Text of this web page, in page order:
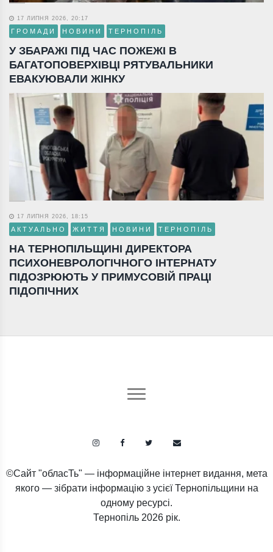
17 ЛИПНЯ 2026, 20:17
ГРОМАДИ НОВИНИ ТЕРНОПІЛЬ
У ЗБАРАЖІ ПІД ЧАС ПОЖЕЖІ В
БАГАТОПОВЕРХІВЦІ РЯТУВАЛЬНИКИ
ЕВАКУЮВАЛИ ЖІНКУ
17 ЛИПНЯ 2026, 18:15
АКТУАЛЬНО ЖИТТЯ НОВИНИ ТЕРНОПІЛЬ
НА ТЕРНОПІЛЬЩИНІ ДИРЕКТОРА
ПСИХОНЕВРОЛОГІЧНОГО ІНТЕРНАТУ
ПІДОЗРЮЮТЬ У ПРИМУСОВІЙ ПРАЦІ
ПІДОПІЧНИХ
©Сайт "обласТь" — інформаційне інтернет видання, мета
якого — зібрати інформацію з усієї Тернопільщини на
одному ресурсі.
Тернопіль 2026 рік.